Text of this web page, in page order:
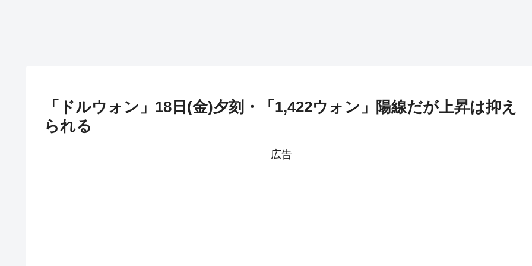
「ドルウォン」18日(金)夕刻・「1,422ウォン」陽線だが上昇は抑え
られる
広告